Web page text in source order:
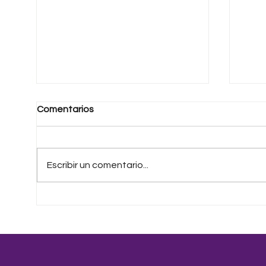
Una Patria Distinta
Comentarios
Escribir un comentario...